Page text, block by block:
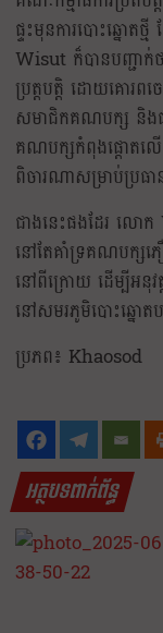
ផ្ទះមុនការបោះឆ្នោត
Wisut ក៏បានបញ្ជា
ប្រត្តបត្តិ ដោយគោរ
សមាជិកគណបក្ស និង
គណបក្សកំពុងផ្តោតលើក
ពិចារណាសម្រាប់ប្រ
ជាងនេះផងដែរ លោ
នៅតែគាំទ្រគណបក្ស
នៅពីក្រោយ ដើម្បីអនុ
នៅសមរភូមិបោះឆ្នោតប
ប្រភព៖ Khaosod
អត្ថបទពាក់ព័ន្ធ